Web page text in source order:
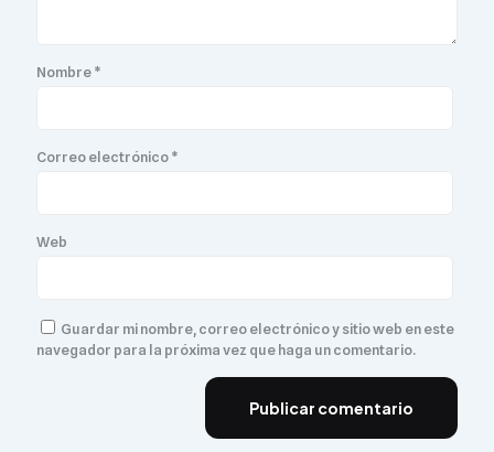
Nombre*
Correo electrónico*
Web
Guardar mi nombre, correo electrónico y sitio web en este
navegador para la próxima vez que haga un comentario.